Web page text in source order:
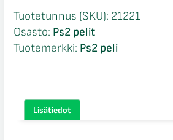
määrä
Tuotetunnus (SKU): 21221
Osasto: Ps2 pelit
Tuotemerkki: Ps2 peli
Lisätiedot